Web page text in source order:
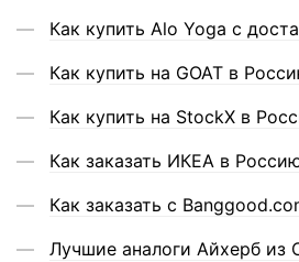
Как купить Alo Yoga с
Как купить на GOAT в
Как купить на StockX в
Как заказать ИКЕА в
Как заказать с
Лучшие аналоги Айхерб